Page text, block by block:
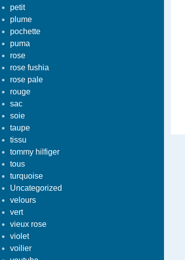
petit
plume
pochette
puma
rose
rose fushia
rose pale
rouge
sac
soie
taupe
tissu
tommy hilfiger
tous
turquoise
Uncategorized
velours
vert
vieux rose
violet
voilier